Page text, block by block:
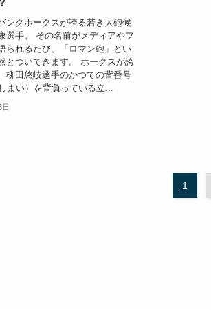
ンクホークスが誇る若き大砲候
選手。 その名前がメディアやフ
られるたび、「ロマン砲」とい
とついてきます。 ホークスが誇
柳田悠岐選手のかつての背番号
まい）を背負っている立...
1